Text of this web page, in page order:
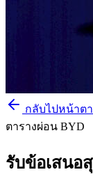
กลับไปหน้าต
ตารางผ่อน BYD
รับข้อเสนอ